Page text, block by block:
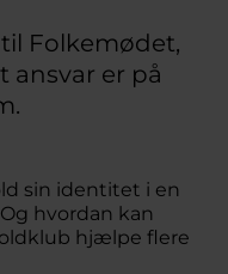
Folkemødet,
ansvar er på
sin identitet i en
hvordan kan
hjælpe flere